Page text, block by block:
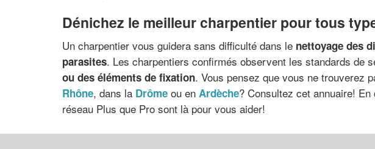
Dénichez le meilleur charpentier pour tous
Un charpentier vous guidera sans difficulté dans le nettoyage des
parasites. Les charpentiers confirmés observent les standards de
ou des éléments de fixation. Vous pensez que vous ne trouverez
Rhône, dans la Drôme ou en Ardèche? Consultez cet annuaire!
réseau Plus que Pro sont là pour vous aider!